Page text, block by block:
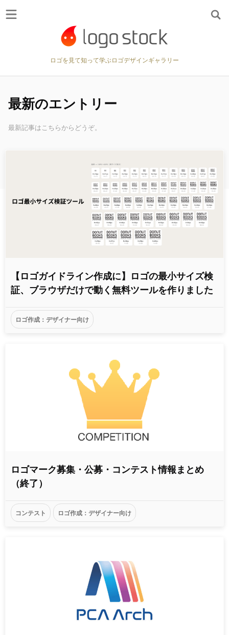
ロゴを見て知って学ぶロゴデザインギャラリー
最新のエントリー
最新記事はこちらからどうぞ。
【ロゴガイドライン作成に】ロゴの最小サイズ検
証、ブラウザだけで動く無料ツールを作りました
ロゴ作成：デザイナー向け
ロゴマーク募集・公募・コンテスト情報まとめ
（終了）
コンテスト ロゴ作成：デザイナー向け